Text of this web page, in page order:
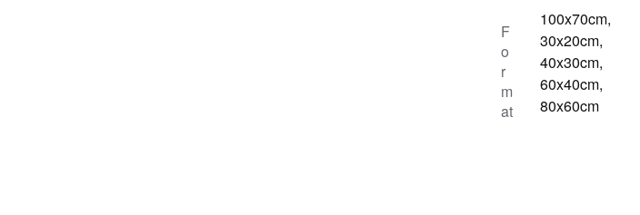
F
o
r
m
at
100x70cm,
30x20cm,
40x30cm,
60x40cm,
80x60cm